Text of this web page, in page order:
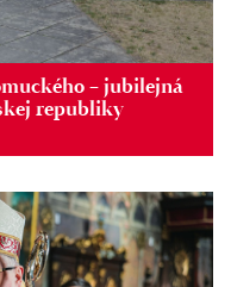
– jubilejná
republiky